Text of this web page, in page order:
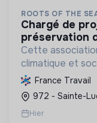
ROOTS OF THE
chargé de projet scientifique &
préservation
Cette
climatique et
restaure les
sensibilise le
aven...
France Travail
972 - Sainte-
Hier